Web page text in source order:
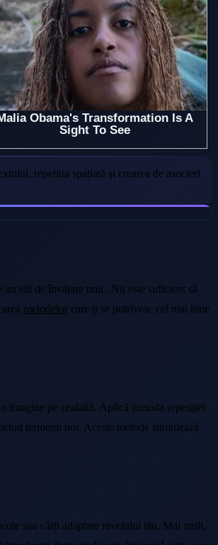
repetiția spațiată și crearea de asocieri
stil de învățare unic. Nu este suficient să
metodelor care ți se potrivesc cel mai bine
imagine pe cealaltă. Aplică metoda repetiției
termenii noi. Aceste metode stimulează
sau cărți adaptate nivelului tău. Mai mult,